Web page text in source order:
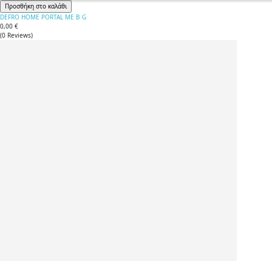
Προσθήκη στο καλάθι
DEFRO HOME PORTAL ME Β G
0,00 €
(0 Reviews)